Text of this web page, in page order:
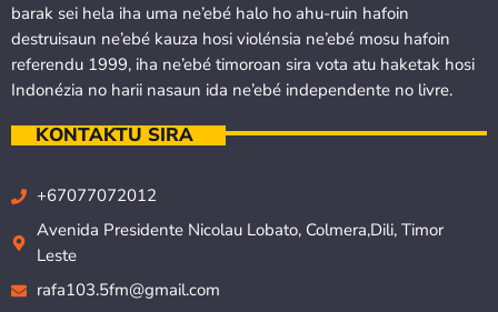
barak sei hela iha uma ne’ebé halo ho ahu-ruin hafoin
destruisaun ne’ebé kauza hosi violénsia ne’ebé mosu hafoin
referendu 1999, iha ne’ebé timoroan sira vota atu haketak hosi
Indonézia no harii nasaun ida ne’ebé independente no livre.
KONTAKTU SIRA
+67077072012
Avenida Presidente Nicolau Lobato, Colmera,Dili, Timor
Leste
rafa103.5fm@gmail.com